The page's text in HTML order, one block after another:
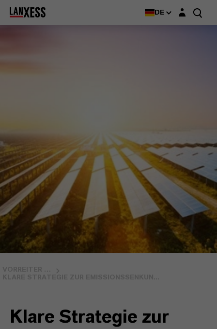
DE Login-Maske
Klare Strategie zur